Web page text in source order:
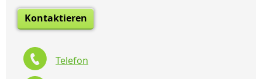
Kontaktieren
Telefon